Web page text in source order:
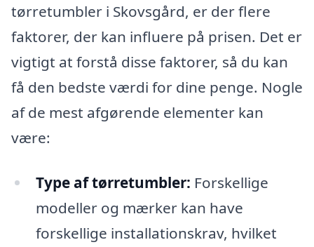
tørretumbler i Skovsgård, er der flere
faktorer, der kan influere på prisen. Det er
vigtigt at forstå disse faktorer, så du kan
få den bedste værdi for dine penge. Nogle
af de mest afgørende elementer kan
være:
Type af tørretumbler: Forskellige
modeller og mærker kan have
forskellige installationskrav, hvilket